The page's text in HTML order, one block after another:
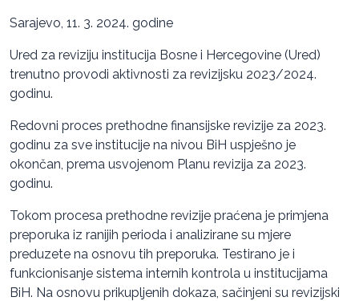
Sarajevo, 11. 3. 2024. godine
Ured za reviziju institucija Bosne i Hercegovine (Ured)
trenutno provodi aktivnosti za revizijsku 2023/2024.
godinu.
Redovni proces prethodne finansijske revizije za 2023.
godinu za sve institucije na nivou BiH uspješno je
okončan, prema usvojenom Planu revizija za 2023.
godinu.
Tokom procesa prethodne revizije praćena je primjena
preporuka iz ranijih perioda i analizirane su mjere
preduzete na osnovu tih preporuka. Testirano je i
funkcionisanje sistema internih kontrola u institucijama
BiH. Na osnovu prikupljenih dokaza, sačinjeni su revizijski